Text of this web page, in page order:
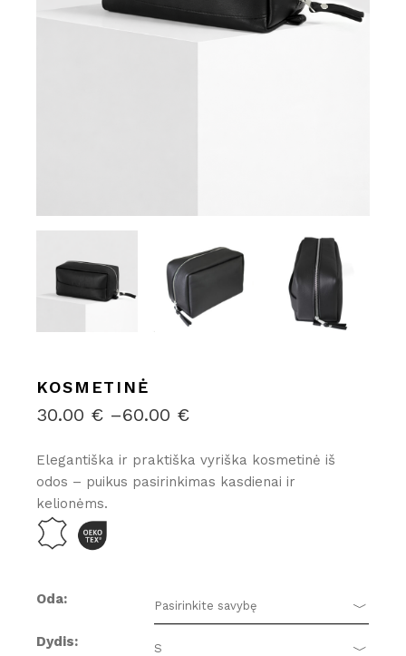
KOSMETINĖ
30.00 € –60.00 €
PRICE
30.00 €
THROUGH
60.00 €
Elegantiška ir praktiška vyriška kosmetinė iš
odos – puikus pasirinkimas kasdienai ir
kelionėms.
Oda Pasirinkite savybę
Dydis S